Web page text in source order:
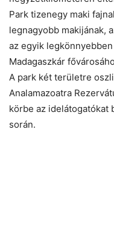
Park tizenegy maki
legnagyobb makijának,
az egyik
Madagaszkár
A park két területre
Analamazoatra
körbe az idelátogatókat
során.